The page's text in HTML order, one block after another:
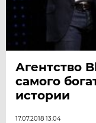
Агентство
самого
истории
17.07.2018 13:04